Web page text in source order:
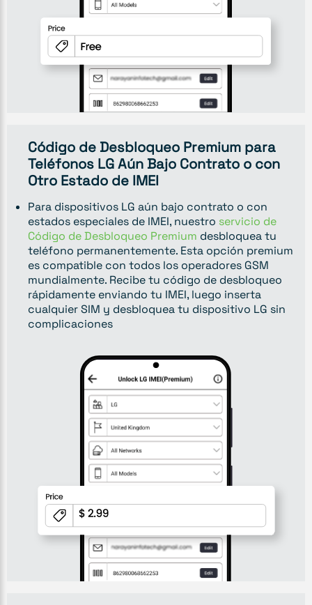
Código de Desbloqueo Premium para
Teléfonos LG Aún Bajo Contrato o con
Otro Estado de IMEI
Para dispositivos LG aún bajo contrato o con
estados especiales de IMEI, nuestro servicio de
Código de Desbloqueo Premium desbloquea tu
teléfono permanentemente. Esta opción premium
es compatible con todos los operadores GSM
mundialmente. Recibe tu código de desbloqueo
rápidamente enviando tu IMEI, luego inserta
cualquier SIM y desbloquea tu dispositivo LG sin
complicaciones